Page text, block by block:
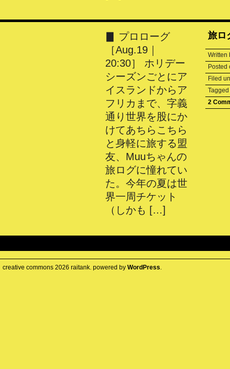
旅ロ
Written
Posted
Filed
Tagged
2
▊ プロローグ
［Aug.19｜
20:30］ ホリデー
シーズンごとにア
イスランドからア
フリカまで、字義
通り世界を股にか
けてあちらこちら
と身軽に旅する盟
友、Muuちゃんの
旅ログに憧れてい
た。今年の夏は世
界一周チケット
（しかも […]
creative commons 2026 raitank. powered by WordPress.